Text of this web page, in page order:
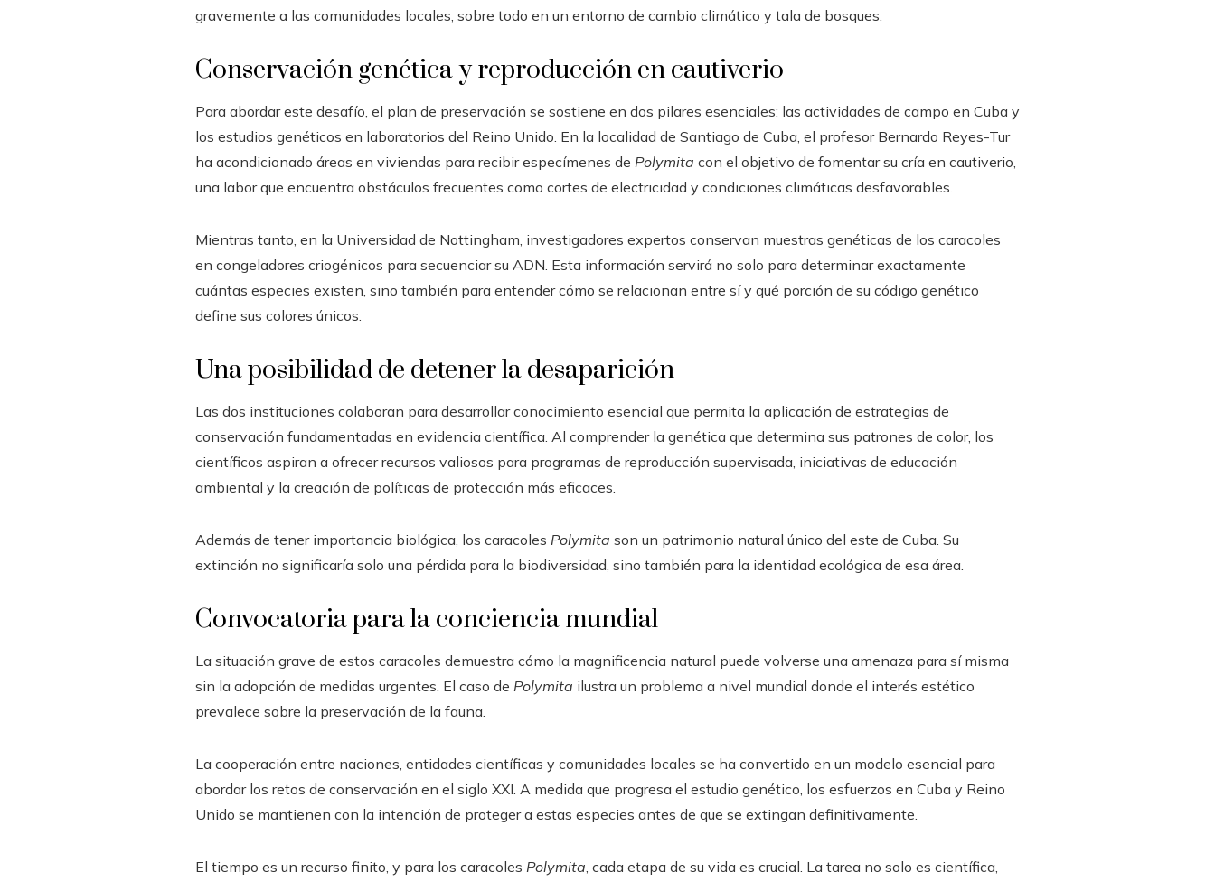
gravemente a las comunidades locales, sobre todo en un entorno de cambio climático y tala de bosques.
Conservación genética y reproducción en cautiverio
Para abordar este desafío, el plan de preservación se sostiene en dos pilares esenciales: las actividades de campo en Cuba y
los estudios genéticos en laboratorios del Reino Unido. En la localidad de Santiago de Cuba, el profesor Bernardo Reyes-Tur
ha acondicionado áreas en viviendas para recibir especímenes de Polymita con el objetivo de fomentar su cría en cautiverio,
una labor que encuentra obstáculos frecuentes como cortes de electricidad y condiciones climáticas desfavorables.
Mientras tanto, en la Universidad de Nottingham, investigadores expertos conservan muestras genéticas de los caracoles
en congeladores criogénicos para secuenciar su ADN. Esta información servirá no solo para determinar exactamente
cuántas especies existen, sino también para entender cómo se relacionan entre sí y qué porción de su código genético
define sus colores únicos.
Una posibilidad de detener la desaparición
Las dos instituciones colaboran para desarrollar conocimiento esencial que permita la aplicación de estrategias de
conservación fundamentadas en evidencia científica. Al comprender la genética que determina sus patrones de color, los
científicos aspiran a ofrecer recursos valiosos para programas de reproducción supervisada, iniciativas de educación
ambiental y la creación de políticas de protección más eficaces.
Además de tener importancia biológica, los caracoles Polymita son un patrimonio natural único del este de Cuba. Su
extinción no significaría solo una pérdida para la biodiversidad, sino también para la identidad ecológica de esa área.
Convocatoria para la conciencia mundial
La situación grave de estos caracoles demuestra cómo la magnificencia natural puede volverse una amenaza para sí misma
sin la adopción de medidas urgentes. El caso de Polymita ilustra un problema a nivel mundial donde el interés estético
prevalece sobre la preservación de la fauna.
La cooperación entre naciones, entidades científicas y comunidades locales se ha convertido en un modelo esencial para
abordar los retos de conservación en el siglo XXI. A medida que progresa el estudio genético, los esfuerzos en Cuba y Reino
Unido se mantienen con la intención de proteger a estas especies antes de que se extingan definitivamente.
El tiempo es un recurso finito, y para los caracoles Polymita, cada etapa de su vida es crucial. La tarea no solo es científica,